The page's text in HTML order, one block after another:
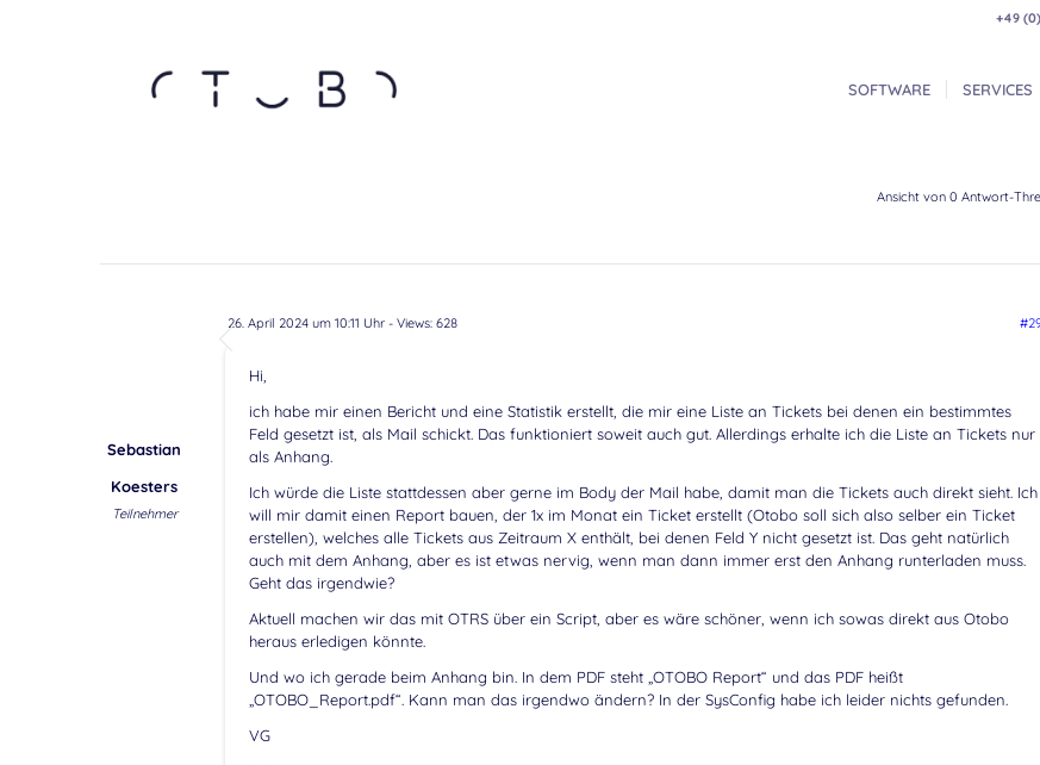
+49
SOFTWARE SERVICES
Ansicht von 0 Antwort-
26. April 2024 um 10:11 Uhr- Views: 628
Sebastian
Koesters
Teilnehmer
Hi,
ich habe mir einen Bericht und eine Statistik erstellt, die mir eine Liste an Tickets bei denen ein bestimmtes
Feld gesetzt ist, als Mail schickt. Das funktioniert soweit auch gut. Allerdings erhalte ich die Liste an Tickets nur
als Anhang.
Ich würde die Liste stattdessen aber gerne im Body der Mail habe, damit man die Tickets auch direkt sieht. Ich
will mir damit einen Report bauen, der 1x im Monat ein Ticket erstellt (Otobo soll sich also selber ein Ticket
erstellen), welches alle Tickets aus Zeitraum X enthält, bei denen Feld Y nicht gesetzt ist. Das geht natürlich
auch mit dem Anhang, aber es ist etwas nervig, wenn man dann immer erst den Anhang runterladen muss.
Geht das irgendwie?
Aktuell machen wir das mit OTRS über ein Script, aber es wäre schöner, wenn ich sowas direkt aus Otobo
heraus erledigen könnte.
Und wo ich gerade beim Anhang bin. In dem PDF steht „OTOBO Report“ und das PDF heißt
„OTOBO_Report.pdf“. Kann man das irgendwo ändern? In der SysConfig habe ich leider nichts gefunden.
VG